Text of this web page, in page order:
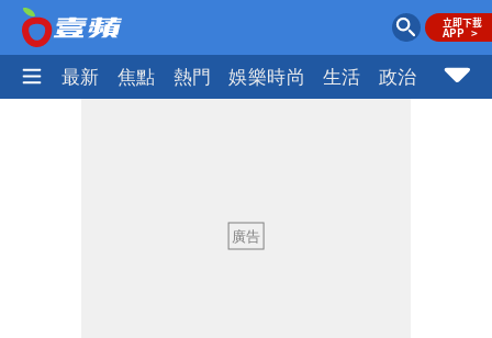
最新 焦點 熱門 娛樂時尚 生活 政治 社會